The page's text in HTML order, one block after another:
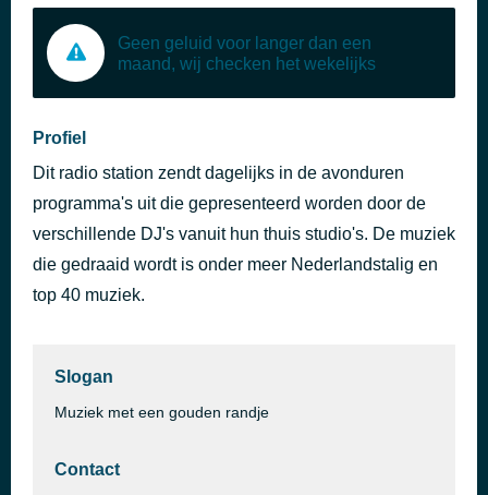
Geen geluid voor langer dan een
maand, wij checken het wekelijks
Profiel
Dit radio station zendt dagelijks in de avonduren
programma's uit die gepresenteerd worden door de
verschillende DJ's vanuit hun thuis studio's. De muziek
die gedraaid wordt is onder meer Nederlandstalig en
top 40 muziek.
Slogan
Muziek met een gouden randje
Contact